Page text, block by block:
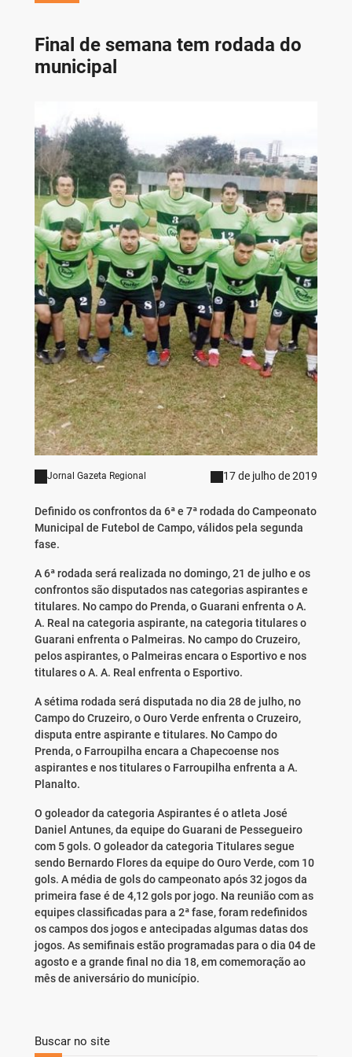
Final de semana tem rodada do
municipal
Jornal Gazeta Regional 17 de julho de 2019
Definido os confrontos da 6ª e 7ª rodada do Campeonato
Municipal de Futebol de Campo, válidos pela segunda
fase.
A 6ª rodada será realizada no domingo, 21 de julho e os
confrontos são disputados nas categorias aspirantes e
titulares. No campo do Prenda, o Guarani enfrenta o A.
A. Real na categoria aspirante, na categoria titulares o
Guarani enfrenta o Palmeiras. No campo do Cruzeiro,
pelos aspirantes, o Palmeiras encara o Esportivo e nos
titulares o A. A. Real enfrenta o Esportivo.
A sétima rodada será disputada no dia 28 de julho, no
Campo do Cruzeiro, o Ouro Verde enfrenta o Cruzeiro,
disputa entre aspirante e titulares. No Campo do
Prenda, o Farroupilha encara a Chapecoense nos
aspirantes e nos titulares o Farroupilha enfrenta a A.
Planalto.
O goleador da categoria Aspirantes é o atleta José
Daniel Antunes, da equipe do Guarani de Pessegueiro
com 5 gols. O goleador da categoria Titulares segue
sendo Bernardo Flores da equipe do Ouro Verde, com 10
gols. A média de gols do campeonato após 32 jogos da
primeira fase é de 4,12 gols por jogo. Na reunião com as
equipes classificadas para a 2ª fase, foram redefinidos
os campos dos jogos e antecipadas algumas datas dos
jogos. As semifinais estão programadas para o dia 04 de
agosto e a grande final no dia 18, em comemoração ao
mês de aniversário do município.
Buscar no site